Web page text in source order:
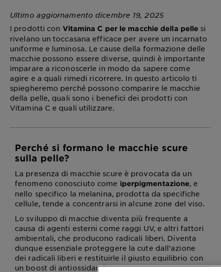
Ultimo aggiornamento dicembre 19, 2025
I prodotti con Vitamina C per le macchie della pelle si
rivelano un toccasana efficace per avere un incarnato
uniforme e luminosa. Le cause della formazione delle
macchie possono essere diverse, quindi è importante
imparare a riconoscerle in modo da sapere come
agire e a quali rimedi ricorrere. In questo articolo ti
spiegheremo perché possono comparire le macchie
della pelle, quali sono i benefici dei prodotti con
Vitamina C e quali utilizzare.
Perché si formano le macchie scure
sulla pelle?
La presenza di macchie scure è provocata da un
fenomeno conosciuto come iperpigmentazione, e
nello specifico la melanina, prodotta da specifiche
cellule, tende a concentrarsi in alcune zone del viso.
Lo sviluppo di macchie diventa più frequente a
causa di agenti esterni come raggi UV, e altri fattori
ambientali, che producono radicali liberi. Diventa
dunque essenziale proteggere la cute dall’azione
dei radicali liberi e restituirle il giusto equilibrio con
un boost di antiossidanti.